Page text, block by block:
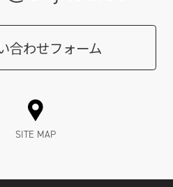
合わせフォーム
SITE MAP